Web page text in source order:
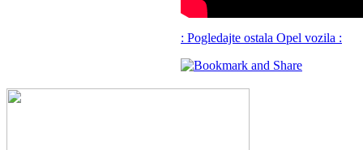
: Pogledajte ostala Opel vozila :